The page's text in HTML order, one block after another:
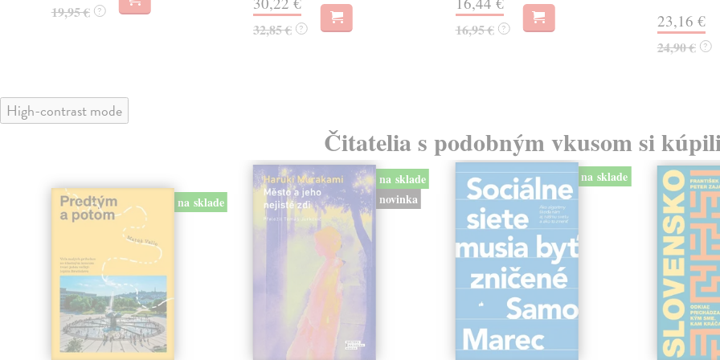
19,95 € ?
32,85 € ? 16,95 € ? 23,16 €
24,90 € ?
High-contrast mode
Čitatelia s podobným vkusom si
na sklade
na sklade
novinka
na sklade